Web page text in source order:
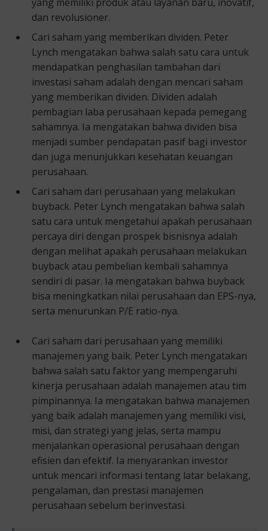
dan revolusioner.
Cari saham yang memberikan dividen. Peter
Lynch mengatakan bahwa salah satu cara untuk
mendapatkan penghasilan tambahan dari
investasi saham adalah dengan mencari saham
yang memberikan dividen. Dividen adalah
pembagian laba perusahaan kepada pemegang
sahamnya. Ia mengatakan bahwa dividen bisa
menjadi sumber pendapatan pasif bagi investor
dan juga menunjukkan kesehatan keuangan
perusahaan.
Cari saham dari perusahaan yang melakukan
buyback. Peter Lynch mengatakan bahwa salah
satu cara untuk mengetahui apakah perusahaan
percaya diri dengan prospek bisnisnya adalah
dengan melihat apakah perusahaan melakukan
buyback atau pembelian kembali sahamnya
sendiri di pasar. Ia mengatakan bahwa buyback
bisa meningkatkan nilai perusahaan dan EPS-nya,
serta menurunkan P/E ratio-nya.
Cari saham dari perusahaan yang memiliki
manajemen yang baik. Peter Lynch mengatakan
bahwa salah satu faktor yang mempengaruhi
kinerja perusahaan adalah manajemen atau tim
pimpinannya. Ia mengatakan bahwa manajemen
yang baik adalah manajemen yang memiliki visi,
misi, dan strategi yang jelas, serta mampu
menjalankan operasional perusahaan dengan
efisien dan efektif. Ia menyarankan investor
untuk mencari informasi tentang latar belakang,
pengalaman, dan prestasi manajemen
perusahaan sebelum berinvestasi.